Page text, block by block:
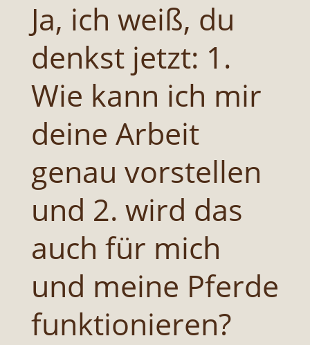
Ja, ich weiß, du
denkst jetzt: 1.
Wie kann ich mir
deine Arbeit
genau vorstellen
und 2. wird das
auch für mich
und meine Pferde
funktionieren?